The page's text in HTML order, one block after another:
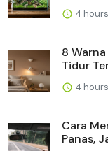
4
8
Tidur
4
Cara
Panas,